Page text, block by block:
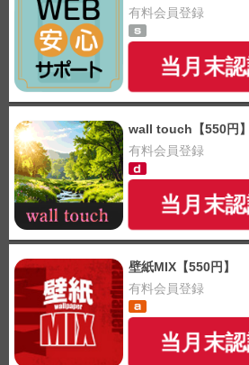
有料会員登録
当月末
wall touch【550円】
有料会員登録
当月末
壁紙MIX【550円】
有料会員登録
当月末